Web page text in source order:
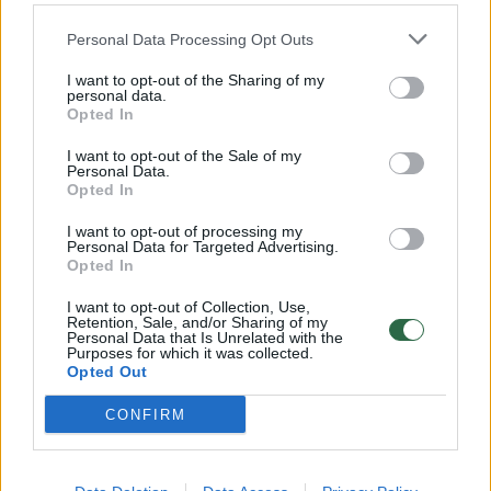
Personal Data Processing Opt Outs
I want to opt-out of the Sharing of my
personal data.
Opted In
I want to opt-out of the Sale of my
Personal Data.
Opted In
I want to opt-out of processing my
Personal Data for Targeted Advertising.
Opted In
I want to opt-out of Collection, Use,
Retention, Sale, and/or Sharing of my
Personal Data that Is Unrelated with the
Purposes for which it was collected.
Opted Out
CONFIRM
Žinios | Orai
V. Zalužno pasisakymą laiko bandymu įsitvirtinti
Laidos | Nauja diena
00:00:59
Nufilmavo, kaip patvino Vilniaus Vakarinis aplinkkelis:
vaizdas pribloškia
Žinios | Lietuvos diena